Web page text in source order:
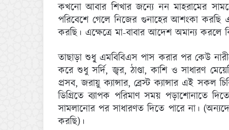
কখনো আবার শিখার জন্যে নন মাহরামের সামনে
পরিবেশে গেলে নিজের গুনাহের আশংকা করছি
করছি। এক্ষেত্রে মা-বাবার আদেশ অমান্য করলে
তাছাড়া শুধু্ এমবিবিএস পাস করার পর কেউ
করে শুধু সর্দি, জ্বর, ঠাণ্ডা, কাশি ও সাধারণ
প্রসব, জরায়ু ক্যান্সার, ব্রেস্ট ক্যান্সার এই সকল
ডিগ্রিতে ব্যাপক পরিমাণ সময় পড়াশোনাতে
সামলানোর পর সাধারণত দিতে পারে না।
করছি)।